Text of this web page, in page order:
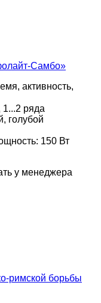
Самбо»
активность,
ряда
голубой
150 Вт
у менеджера
римской борьбы